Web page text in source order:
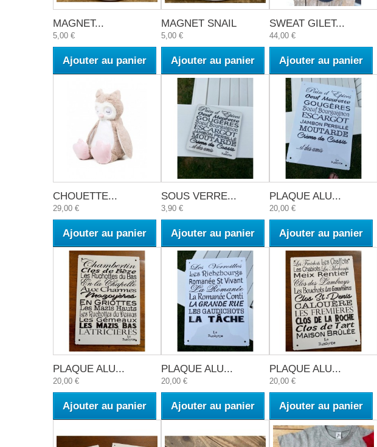
MAGNET...
5,00 €
Ajouter au panier
MAGNET SNAIL
5,00 €
Ajouter au panier
SWEAT GILET...
44,00 €
Ajouter au panier
CHOUETTE...
29,00 €
Ajouter au panier
SOUS VERRE...
3,90 €
Ajouter au panier
PLAQUE ALU...
20,00 €
Ajouter au panier
PLAQUE ALU...
20,00 €
Ajouter au panier
PLAQUE ALU...
20,00 €
Ajouter au panier
PLAQUE ALU...
20,00 €
Ajouter au panier